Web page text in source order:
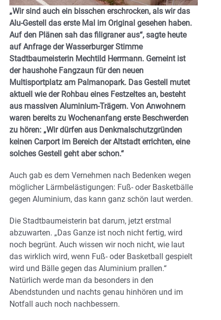
„Wir sind auch ein bisschen erschrocken, als wir das
Alu-Gestell das erste Mal im Original gesehen haben.
Auf den Plänen sah das filigraner aus“, sagte heute
auf Anfrage der Wasserburger Stimme
Stadtbaumeisterin Mechtild Herrmann. Gemeint ist
der haushohe Fangzaun für den neuen
Multisportplatz am Palmanopark. Das Gestell mutet
aktuell wie der Rohbau eines Festzeltes an, besteht
aus massiven Aluminium-Trägern. Von Anwohnern
waren bereits zu Wochenanfang erste Beschwerden
zu hören: „Wir dürfen aus Denkmalschutzgründen
keinen Carport im Bereich der Altstadt errichten, eine
solches Gestell geht aber schon.“
Auch gab es dem Vernehmen nach Bedenken wegen
möglicher Lärmbelästigungen: Fuß- oder Basketbälle
gegen Aluminium, das kann ganz schön laut werden.
Die Stadtbaumeisterin bat darum, jetzt erstmal
abzuwarten. „Das Ganze ist noch nicht fertig, wird
noch begrünt. Auch wissen wir noch nicht, wie laut
das wirklich wird, wenn Fuß- oder Basketball gespielt
wird und Bälle gegen das Aluminium prallen.“
Natürlich werde man da besonders in den
Abendstunden und nachts genau hinhören und im
Notfall auch noch nachbessern.